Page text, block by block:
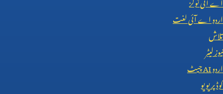
اردو اے آئی لغت
تلاش
نیوز لیٹر
اردوAIچیٹ
کوڈ پریویو